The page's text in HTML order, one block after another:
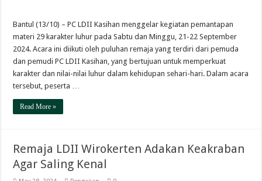
Bantul (13/10) – PC LDII Kasihan menggelar kegiatan pemantapan
materi 29 karakter luhur pada Sabtu dan Minggu, 21-22 September
2024. Acara ini diikuti oleh puluhan remaja yang terdiri dari pemuda
dan pemudi PC LDII Kasihan, yang bertujuan untuk memperkuat
karakter dan nilai-nilai luhur dalam kehidupan sehari-hari. Dalam acara
tersebut, peserta …
Read More »
Remaja LDII Wirokerten Adakan Keakraban
Agar Saling Kenal